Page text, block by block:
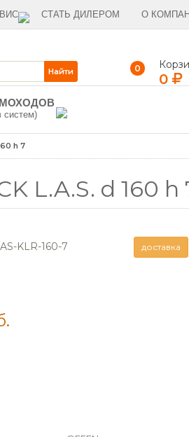
СТАТЬ ДИЛЕРОМ О
0
0
систем)
h 7
L.A.S. d 160 h
KLR-160-7 доставка